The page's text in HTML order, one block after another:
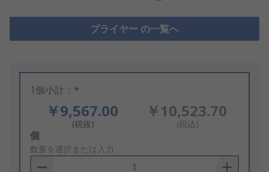
プライヤー の一覧へ
1個小計：*
￥9,567.00
(税抜)
￥10,523.70
(税込)
Add
to
Basket
個
数量を選択または入力